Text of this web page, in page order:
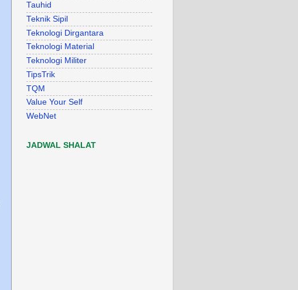
Tauhid
Teknik Sipil
Teknologi Dirgantara
Teknologi Material
Teknologi Militer
TipsTrik
TQM
Value Your Self
WebNet
JADWAL SHALAT